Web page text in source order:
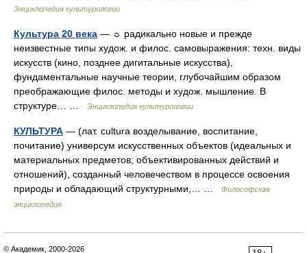
Энциклопедия культурологии
Культура 20 века — ☼ радикально новые и прежде
неизвестные типы худож. и филос. самовыражения: техн. виды
искусств (кино, позднее дигитальные искусства),
фундаментальные научные теории, глубочайшим образом
преображающие филос. методы и худож. мышление. В
структуре… …
Энциклопедия культурологии
КУЛЬТУРА — (лат. cultura возделывание, воспитание,
почитание) универсум искусственных объектов (идеальных и
материальных предметов; объективированных действий и
отношений), созданный человечеством в процессе освоения
природы и обладающий структурными,… …
Философская
энциклопедия
© Академик, 2000-2026